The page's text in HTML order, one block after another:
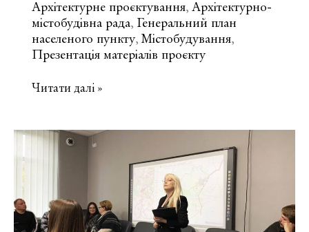
Архітектурне проєктування, Архітектурно-
містобудівна рада, Генеральний план
населеного пункту,Містобудування,
Презентація матеріалів проєкту
Розгляд
громад
Київської
області
Читати далі »